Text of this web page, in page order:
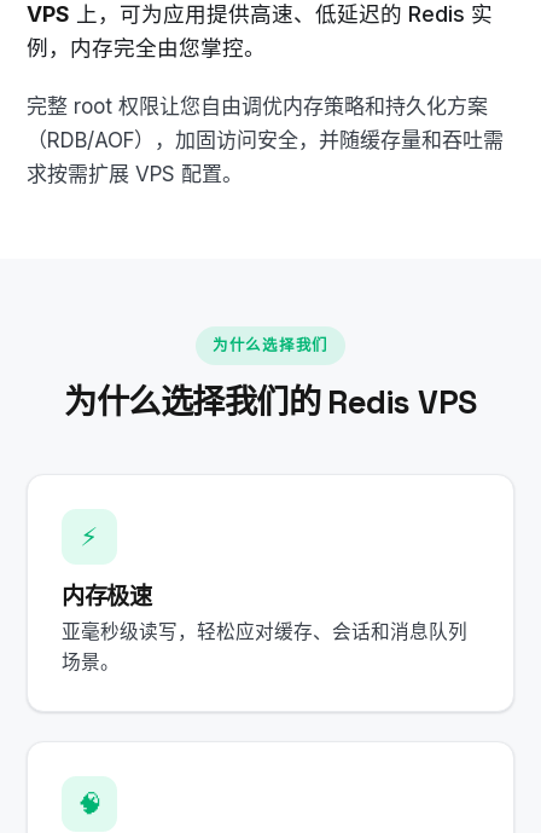
VPS 上，可为应用提供高速、低延迟的 Redis 实
例，内存完全由您掌控。
完整 root 权限让您自由调优内存策略和持久化方案
（RDB/AOF），加固访问安全，并随缓存量和吞吐需
求按需扩展 VPS 配置。
为什么选择我们
为什么选择我们的 Redis VPS
⚡
内存极速
亚毫秒级读写，轻松应对缓存、会话和消息队列
场景。
🧠